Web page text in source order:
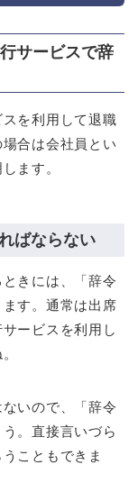
サービスで辞
を利用して退職
合は会社員とい
ます。
ばならない
きには、「辞令
す。通常は出席
ービスを利用し
いので、「辞令
。直接言いづら
こともできま